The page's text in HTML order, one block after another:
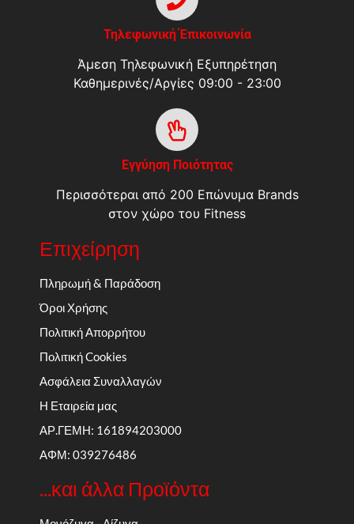
Τηλεφωνική Έπικοινωνία
Άμεση Τηλεφωνική Εξυπηρέτηση
Καθημερινές/Αργίες 09:00 - 23:00
Εγγύηση Ποιότητας
Περισσότεραι από 200 Επώνυμα Brands
στον χώρο του Fitness
Επιχείρηση
Πληρωμή & Παράδοση
Όροι Χρήσης
Πολιτική Απορρήτου
Πολιτική Cookies
Ασφάλεια Συναλλαγών
Η Εταιρεία μας
ΑΡ.ΓΕΜΗ: 161894203000
ΑΦΜ: 039276486
...και άλλα Προϊόντα